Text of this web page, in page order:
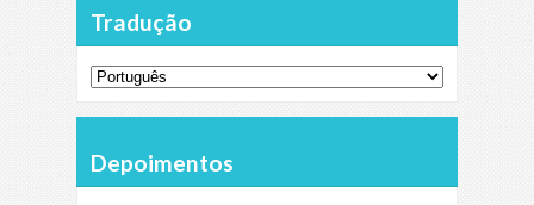
Tradução
Depoimentos